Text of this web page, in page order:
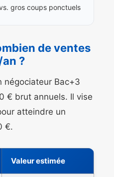
gros coups ponctuels
de ventes
?
négociateur Bac+3
€ brut annuels. Il vise
atteindre un
€.
Valeur estimée